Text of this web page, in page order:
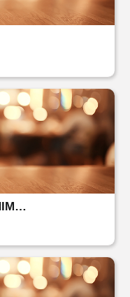
LA BRASSERIE DE FRANCHIMONT